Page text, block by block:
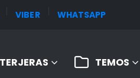
VIBER WHATSAPP
TEMOS